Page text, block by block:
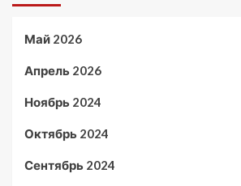
Май 2026
Апрель 2026
Ноябрь 2024
Октябрь 2024
Сентябрь 2024